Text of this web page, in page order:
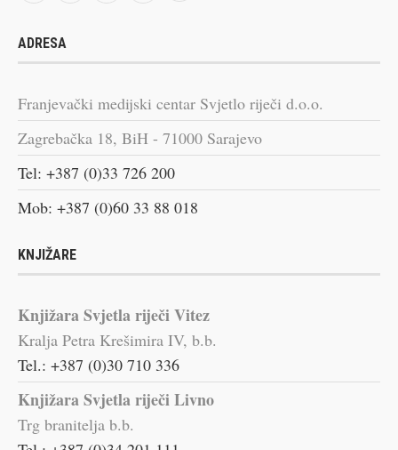
ADRESA
Franjevački medijski centar Svjetlo riječi d.o.o.
Zagrebačka 18, BiH - 71000 Sarajevo
Tel: +387 (0)33 726 200
Mob: +387 (0)60 33 88 018
KNJIŽARE
Knjižara Svjetla riječi Vitez
Kralja Petra Krešimira IV, b.b.
Tel.: +387 (0)30 710 336
Knjižara Svjetla riječi Livno
Trg branitelja b.b.